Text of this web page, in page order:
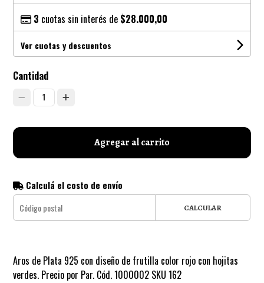
3 cuotas sin interés de $28.000,00
Ver cuotas y descuentos
Cantidad
1
Agregar al carrito
Calculá el costo de envío
CALCULAR
Aros de Plata 925 con diseño de frutilla color rojo con hojitas
verdes. Precio por Par. Cód. 1000002 SKU 162